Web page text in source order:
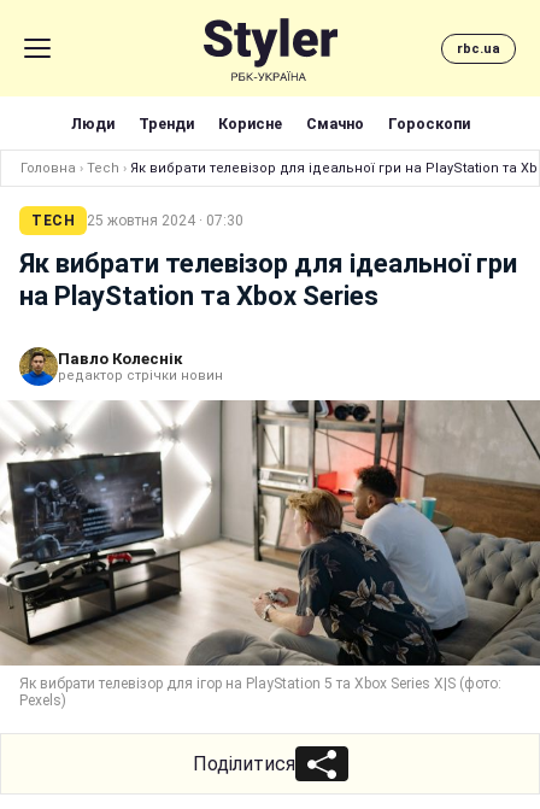
rbc.ua
Люди Тренди Корисне Смачно Гороскопи
Головна › Tech › Як вибрати телевізор для ідеальної гри на PlayStation та
TECH 25 жовтня 2024 · 07:30
Як вибрати телевізор для ідеальної гри
на PlayStation та Xbox Series
Павло Колеснік
редактор стрічки новин
Як вибрати телевізор для ігор на PlayStation 5 та Xbox Series X|S (фото:
Pexels)
Поділитися